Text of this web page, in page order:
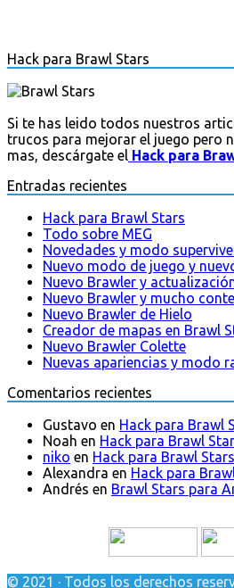
Hack para Brawl Stars
Si te has leido todos nuestros
trucos para mejorar el juego pero
mas, descárgate el Hack para
Entradas recientes
Hack para Brawl Stars
Todo sobre MEG
Novedades y modo
Nuevo modo de juego y
Nuevo Brawler y
Nuevo Brawler y mucho
Nuevo Brawler de Hielo
Creador de mapas en Brawl
Nuevo Brawler Colette
Nuevas apariencias y modo
Comentarios recientes
Gustavo en Hack para Brawl
Noah en Hack para Brawl
niko en Hack para Brawl Stars
Alexandra en Hack para
Andrés en Brawl Stars para
© 2021 · Todos los derechos